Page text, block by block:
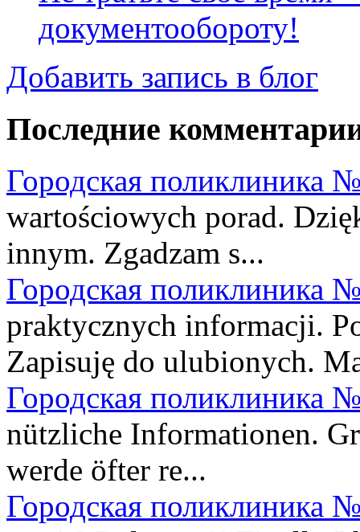
документообороту!
Добавить запись в блог
Последние
Городская поликлиника
wartościowych porad.
innym. Zgadzam s...
Городская поликлиника
praktycznych informacji.
Zapisuję do ulubionych.
Городская поликлиника
nützliche Informationen.
werde öfter re...
Городская поликлиника